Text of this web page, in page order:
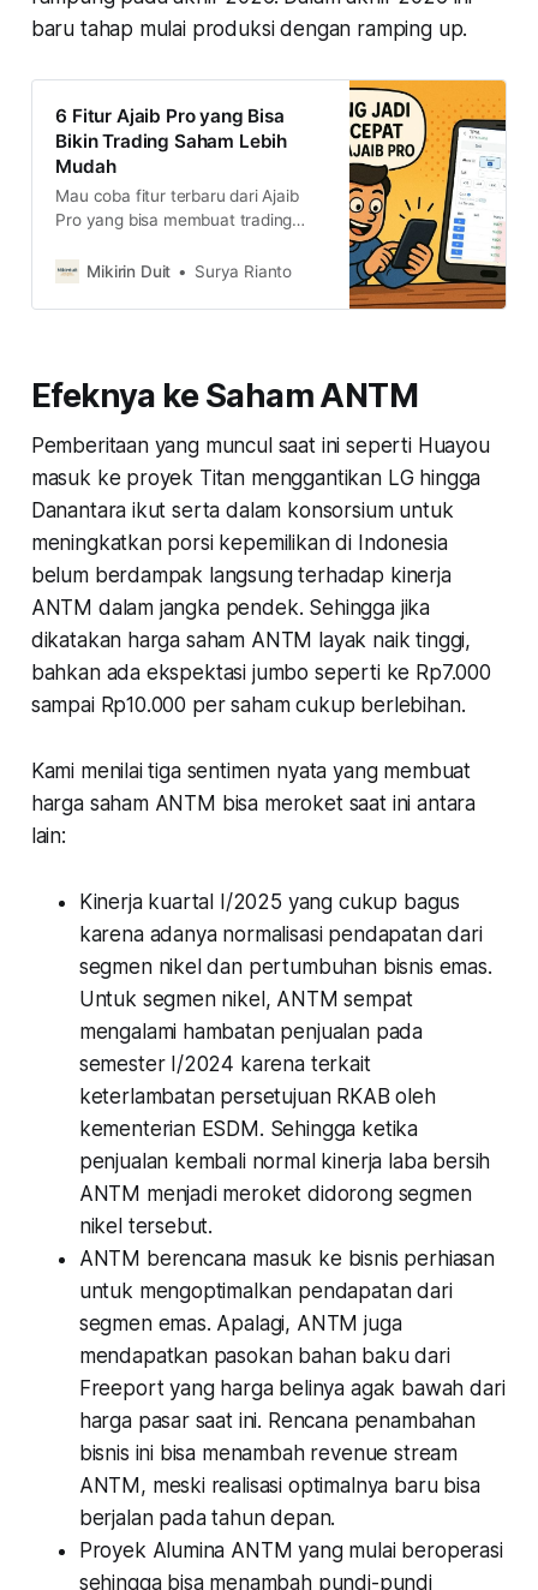
baru tahap mulai produksi dengan ramping up.
6 Fitur Ajaib Pro yang Bisa
Bikin Trading Saham Lebih
Mudah
Mau coba fitur terbaru dari Ajaib
Pro yang bisa membuat trading
Simak 6 fitur Ajaib Pro yang
mudah
Mikirin Duit Surya Rianto
Efeknya ke Saham ANTM
Pemberitaan yang muncul saat ini seperti Huayou
masuk ke proyek Titan menggantikan LG hingga
Danantara ikut serta dalam konsorsium untuk
meningkatkan porsi kepemilikan di Indonesia
belum berdampak langsung terhadap kinerja
ANTM dalam jangka pendek. Sehingga jika
dikatakan harga saham ANTM layak naik tinggi,
bahkan ada ekspektasi jumbo seperti ke Rp7.000
sampai Rp10.000 per saham cukup berlebihan.
Kami menilai tiga sentimen nyata yang membuat
harga saham ANTM bisa meroket saat ini antara
lain:
Kinerja kuartal I/2025 yang cukup bagus
karena adanya normalisasi pendapatan dari
segmen nikel dan pertumbuhan bisnis emas.
Untuk segmen nikel, ANTM sempat
mengalami hambatan penjualan pada
semester I/2024 karena terkait
keterlambatan persetujuan RKAB oleh
kementerian ESDM. Sehingga ketika
penjualan kembali normal kinerja laba bersih
ANTM menjadi meroket didorong segmen
nikel tersebut.
ANTM berencana masuk ke bisnis perhiasan
untuk mengoptimalkan pendapatan dari
segmen emas. Apalagi, ANTM juga
mendapatkan pasokan bahan baku dari
Freeport yang harga belinya agak bawah dari
harga pasar saat ini. Rencana penambahan
bisnis ini bisa menambah revenue stream
ANTM, meski realisasi optimalnya baru bisa
berjalan pada tahun depan.
Proyek Alumina ANTM yang mulai beroperasi
sehingga bisa menambah pundi-pundi